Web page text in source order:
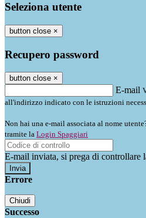
Seleziona utente
button close ×
Recupero password
button close ×
E-mail
all'indirizzo indicato con le istruzioni
Non hai una e-mail associata al nome
tramite la Login Spaggiari
E-mail inviata, si prega di controllare
Errore
Chiudi
Successo